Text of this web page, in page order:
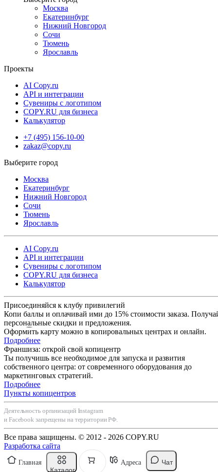
Москва
Екатеринбург
Нижний Новгород
Сочи
Тюмень
Ярославль
Проекты
AI Copy.ru
API и интеграции
Сувениры с логотипом
COPY.RU для бизнеса
Калькулятор
+7 (495) 156-10-00
zakaz@copy.ru
Москва
Екатеринбург
Нижний Новгород
Сочи
Тюмень
Ярославль
AI Copy.ru
API и интеграции
Сувениры с логотипом
COPY.RU для бизнеса
Калькулятор
Присоединяйся к клубу привилегий
Копи баллы и оплачивай ими до 15% стоимости заказа.
персональные скидки и предложения.
Оформить карту можно в копировальных центрах и онлайн.
Подробнее
Франшиза: открой свой копицентр
Ты получишь все необходимое для запуска и развития
собственного центра: от современного оборудования до
маркетинговых стратегий.
Подробнее
Пункты копицентров
Деятельность организаций Instagram
и Facebook запрещены на территории РФ.
Все права защищены. © 2012 - 2026 COPY.RU
Разработка сайта
Главная
Каталог
Адреса Чат